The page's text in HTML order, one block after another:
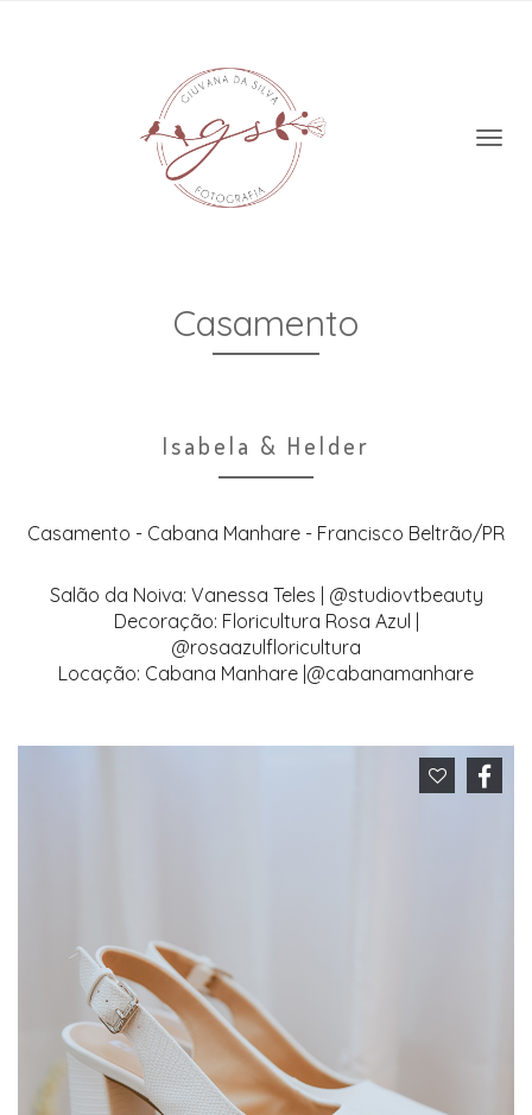
Casamento
Isabela & Helder
Casamento - Cabana Manhare - Francisco Beltrão/PR
Salão da Noiva: Vanessa Teles | @studiovtbeauty
Decoração: Floricultura Rosa Azul |
@rosaazulfloricultura
Locação: Cabana Manhare |@cabanamanhare